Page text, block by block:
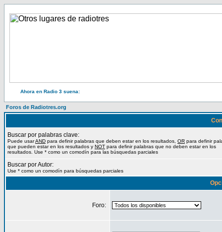
Ahora en Radio 3 suena:
Foros de Radiotres.org
Buscar por palabras clave:
Puede usarAND para definir palabras que deben estar en los resultados, OR para definir
que pueden estar en los resultados y NOT para definir palabras que no deben estar en los
resultados. Use * como un comodín para las búsquedas parciales
Buscar por Autor:
Use * como un comodín para búsquedas parciales
Foro: